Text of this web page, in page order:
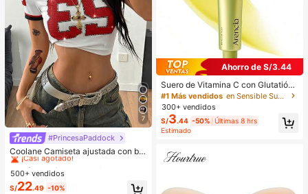
7
#PrincesaPaddock
Coolane Camiseta ajustada con bril
los y cristales de estilo Y2K para sal
ir y uso diario de mujer
#1 Más vendidos
¡Casi agotado!
#1 Más vendidos
¡Casi agotado!
#1 Más vendidos
¡Casi agotado!
#1 Más vendidos
en Cultivo Camisetas informales
500+ vendidos
S/22.49 -10%
Ahorro de S/3.44
Suero de Vitamina C con Glutatión,
Niacinamida y Vitamina E, Mejora l
a Opacidad, Líneas Finas y Arrugas,
Crea una Piel de Cristal Transparen
te, Cuidado de la Piel Coreano 30m
l/1.01 Fl Oz
#1 Más vendidos
en Sensible Sueros y tratamientos faciales
300+ vendidos
S/3.44 -50% Últimas 8 hrs
Estimado